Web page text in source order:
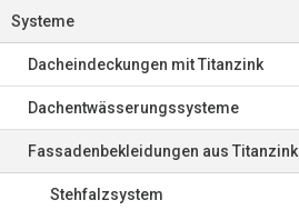
Systeme
Dacheindeckungen mit Titanzink
Dachentwässerungssysteme
Fassadenbekleidungen aus Titanzink
Stehfalzsystem